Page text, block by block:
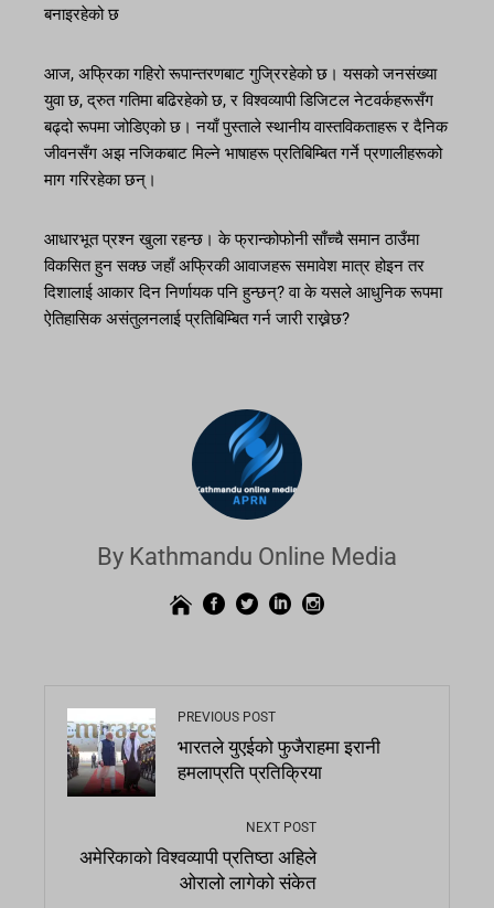
बनाइरहेको छ
आज, अफ्रिका गहिरो रूपान्तरणबाट गुज्रिरहेको छ। यसको जनसंख्या
युवा छ, द्रुत गतिमा बढिरहेको छ, र विश्वव्यापी डिजिटल नेटवर्कहरूसँग
बढ्दो रूपमा जोडिएको छ। नयाँ पुस्ताले स्थानीय वास्तविकताहरू र दैनिक
जीवनसँग अझ नजिकबाट मिल्ने भाषाहरू प्रतिबिम्बित गर्ने प्रणालीहरूको
माग गरिरहेका छन्।
आधारभूत प्रश्न खुला रहन्छ। के फ्रान्कोफोनी साँच्चै समान ठाउँमा
विकसित हुन सक्छ जहाँ अफ्रिकी आवाजहरू समावेश मात्र होइन तर
दिशालाई आकार दिन निर्णायक पनि हुन्छन्? वा के यसले आधुनिक रूपमा
ऐतिहासिक असंतुलनलाई प्रतिबिम्बित गर्न जारी राख्नेछ?
By Kathmandu Online Media
PREVIOUS POST
भारतले युएईको फुजैराहमा इरानी
हमलाप्रति प्रतिक्रिया
NEXT POST
अमेरिकाको विश्वव्यापी प्रतिष्ठा अहिले
ओरालो लागेको संकेत